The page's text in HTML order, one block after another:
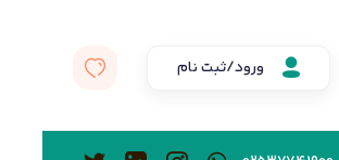
ورود/ثبت نام